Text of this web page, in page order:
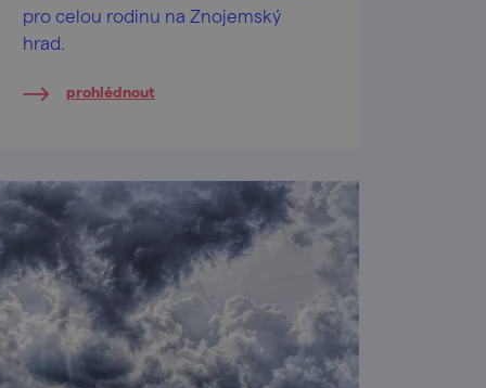
pro celou rodinu na Znojemský
hrad.
prohlédnout